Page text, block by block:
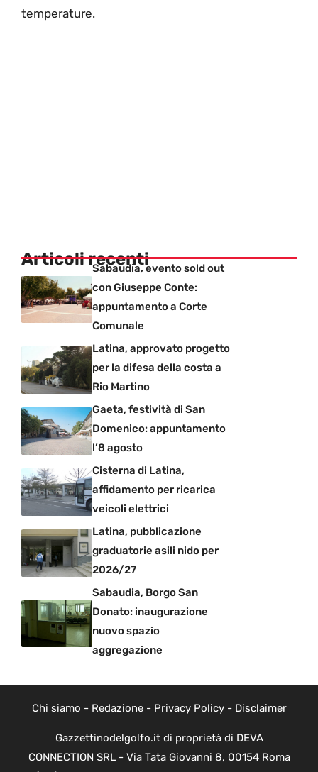
temperature.
Articoli recentiSabaudia, evento sold out
con Giuseppe Conte:
appuntamento a Corte
Comunale
Latina, approvato progetto
per la difesa della costa a
Rio Martino
Gaeta, festività di San
Domenico: appuntamento
l’8 agosto
Cisterna di Latina,
affidamento per ricarica
veicoli elettrici
Latina, pubblicazione
graduatorie asili nido per
2026/27
Sabaudia, Borgo San
Donato: inaugurazione
nuovo spazio
aggregazione
Chi siamo - Redazione- Privacy Policy- Disclaimer
Gazzettinodelgolfo.it di proprietà di DEVA
CONNECTION SRL - Via Tata Giovanni 8, 00154 Roma